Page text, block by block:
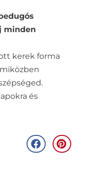
minden
kerek forma
és